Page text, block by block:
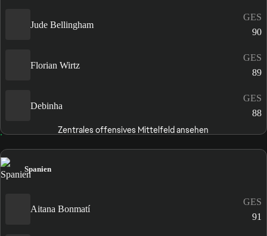
Jude Bellingham
GES
90
Florian Wirtz
GES
89
Debinha
GES
88
Zentrales offensives Mittelfeld ansehen
Spanien
Aitana Bonmatí
GES
91